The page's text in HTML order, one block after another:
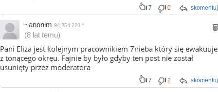
skomentuj
7 0
~anonim 94.254.228.*
(8 lat temu)
Pani Eliza jest kolejnym pracownikiem 7nieba który się ewakuuje
z tonącego okręu. Fajnie by było gdyby ten post nie został
usunięty przez moderatora
skomentuj
7 2